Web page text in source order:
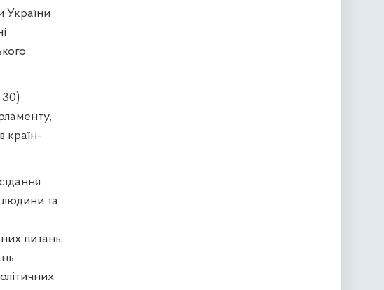
України
країн-
людини та
питань,